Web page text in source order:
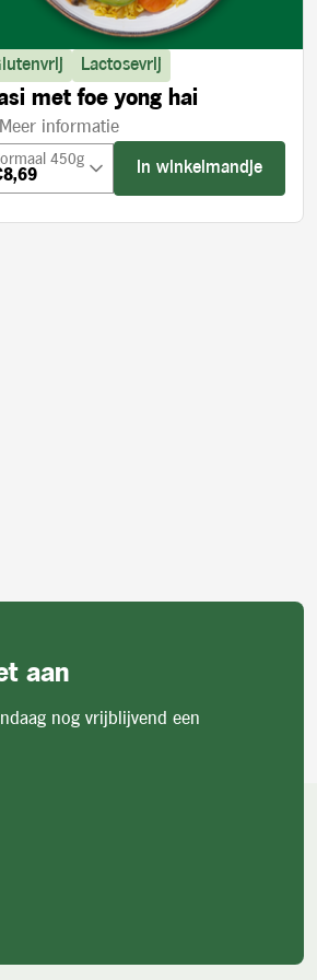
Lactosevrij
met foe yong hai
informatie
450g In winkelmandje
aan
nog vrijblijvend een